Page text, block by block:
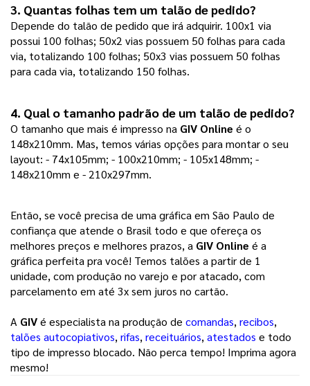
3. Quantas folhas tem um talão de pedido?
Depende do talão de pedido que irá adquirir. 100x1 via
possui 100 folhas; 50x2 vias possuem 50 folhas para cada
via, totalizando 100 folhas; 50x3 vias possuem 50 folhas
para cada via, totalizando 150 folhas.
4. Qual o tamanho padrão de um talão de pedido?
O tamanho que mais é impresso na GIV Online é o
148x210mm. Mas, temos várias opções para montar o seu
layout: - 74x105mm; - 100x210mm; - 105x148mm; -
148x210mm e - 210x297mm.
Então, se você precisa de uma gráfica em São Paulo de
confiança que atende o Brasil todo e que ofereça os
melhores preços e melhores prazos, a GIV Online é a
gráfica perfeita pra você! Temos talões a partir de 1
unidade, com produção no varejo e por atacado, com
parcelamento em até 3x sem juros no cartão.
A GIVé especialista na produção de comandas, recibos,
talões autocopiativos, rifas, receituários, atestados e todo
tipo de impresso blocado. Não perca tempo! Imprima agora
mesmo!